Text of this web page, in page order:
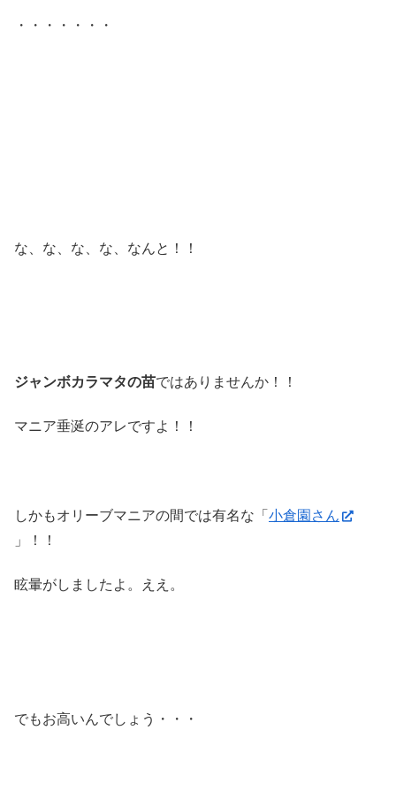
・・・・・・・
な、な、な、な、なんと！！
ジャンボカラマタの苗ではありませんか！！
マニア垂涎のアレですよ！！
しかもオリーブマニアの間では有名な「小倉園さん
」！！
眩暈がしましたよ。ええ。
でもお高いんでしょう・・・